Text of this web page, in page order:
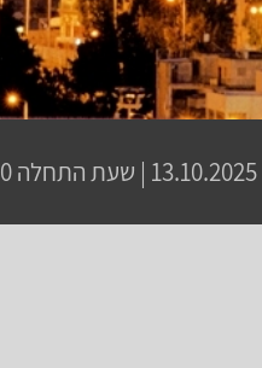
13.10.2025 | שעת התחלה 10:00